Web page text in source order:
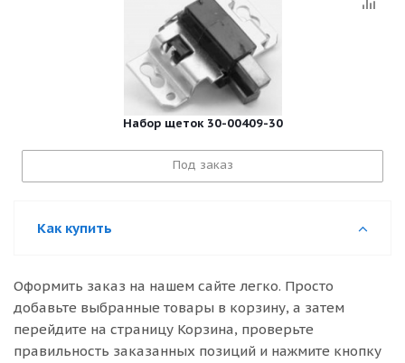
Набор щеток 30-00409-30
Под заказ
Как купить
Оформить заказ на нашем сайте легко. Просто
добавьте выбранные товары в корзину, а затем
перейдите на страницу Корзина, проверьте
правильность заказанных позиций и нажмите кнопку